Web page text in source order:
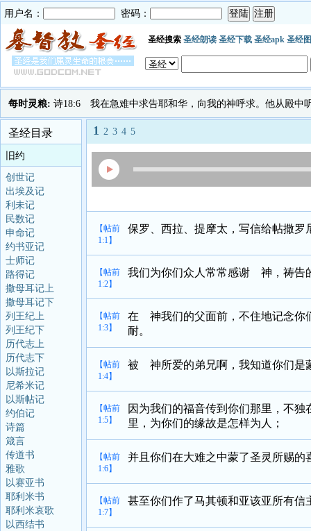
用户名： 密码：
圣经搜索 圣经朗读 圣经下载 圣经apk 圣经
每时灵粮: 诗18:6 我在急难中求告耶和华，向我的神呼求。他从殿中
圣经目录
旧约
创世记
出埃及记
利未记
民数记
申命记
约书亚记
士师记
路得记
撒母耳记上
撒母耳记下
列王纪上
列王纪下
历代志上
历代志下
以斯拉记
尼希米记
以斯帖记
约伯记
诗篇
箴言
传道书
雅歌
以赛亚书
耶利米书
耶利米哀歌
以西结书
1 2 3 4 5
【帖前
1:1】
保罗、西拉、提摩太，写信给帖撒
【帖前
1:2】
我们为你们众人常常感谢 神，祷告
【帖前
1:3】
在 神我们的父面前，不住地记念你
耐。
【帖前
1:4】
被 神所爱的弟兄啊，我知道你们是
【帖前
1:5】
因为我们的福音传到你们那里，不
里，为你们的缘故是怎样为人；
【帖前
1:6】
并且你们在大难之中蒙了圣灵所赐
【帖前
1:7】
甚至你们作了马其顿和亚该亚所有信